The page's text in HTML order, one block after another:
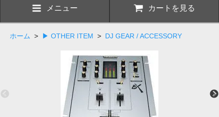
メニュー カートを見る
ホーム > ▶ OTHER ITEM > DJ GEAR / ACCESSORY